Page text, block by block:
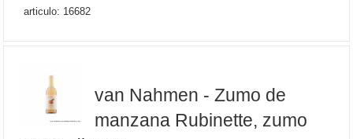
articulo: 16682
van Nahmen - Zumo de
manzana Rubinette, zumo